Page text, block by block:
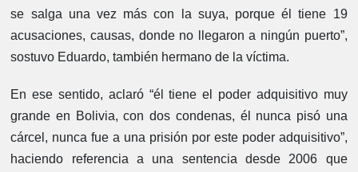
se salga una vez más con la suya, porque él tiene 19
acusaciones, causas, donde no llegaron a ningún puerto”,
sostuvo Eduardo, también hermano de la víctima.
En ese sentido, aclaró “él tiene el poder adquisitivo muy
grande en Bolivia, con dos condenas, él nunca pisó una
cárcel, nunca fue a una prisión por este poder adquisitivo”,
haciendo referencia a una sentencia desde 2006 que